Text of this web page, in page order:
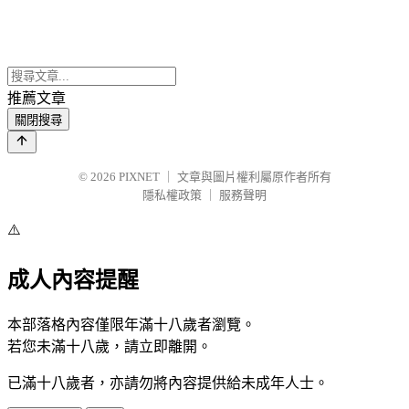
推薦文章
關閉搜尋
© 2026 PIXNET
文章與圖片權利屬原作者所有
隱私權政策
服務聲明
⚠️
成人內容提醒
本部落格內容僅限年滿十八歲者瀏覽。
若您未滿十八歲，請立即離開。
已滿十八歲者，亦請勿將內容提供給未成年人士。